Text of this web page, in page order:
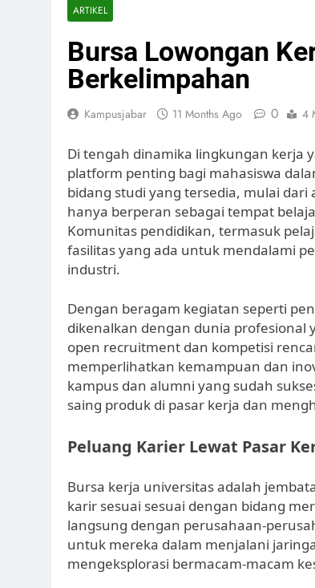
ARTIKEL
Bursa Lowongan
Berkelimpahan
Kampusjabar 11 Months Ago 0 4
Di tengah dinamika lingkungan kerja
platform penting bagi mahasiswa
bidang studi yang tersedia, mulai
hanya berperan sebagai tempat
Komunitas pendidikan, termasuk
fasilitas yang ada untuk mendalami
industri.
Dengan beragam kegiatan seperti
dikenalkan dengan dunia profesional
open recruitment dan kompetisi
memperlihatkan kemampuan dan
kampus dan alumni yang sudah
saing produk di pasar kerja dan
Peluang Karier Lewat Pasar
Bursa kerja universitas adalah
karir sesuai sesuai dengan bidang
langsung dengan perusahaan-
untuk mereka dalam menjalani
mengeksplorasi bermacam-macam